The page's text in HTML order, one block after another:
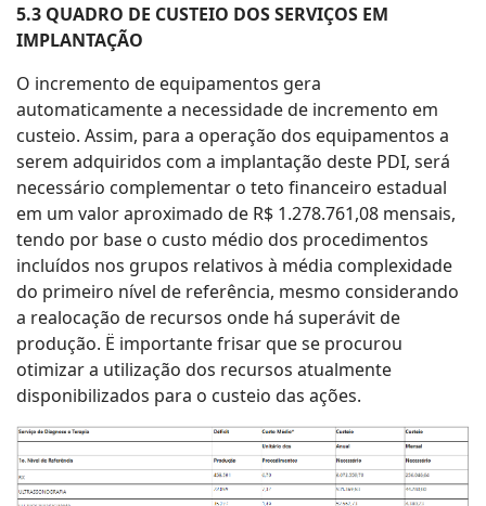
5.3 QUADRO DE CUSTEIO DOS SERVIÇOS EM
IMPLANTAÇÃO
O incremento de equipamentos gera
automaticamente a necessidade de incremento em
custeio. Assim, para a operação dos equipamentos a
serem adquiridos com a implantação deste PDI, será
necessário complementar o teto financeiro estadual
em um valor aproximado de R$ 1.278.761,08 mensais,
tendo por base o custo médio dos procedimentos
incluídos nos grupos relativos à média complexidade
do primeiro nível de referência, mesmo considerando
a realocação de recursos onde há superávit de
produção. Ë importante frisar que se procurou
otimizar a utilização dos recursos atualmente
disponibilizados para o custeio das ações.